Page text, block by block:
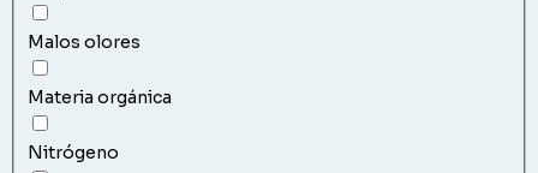
Malos olores
Materia orgánica
Nitrógeno